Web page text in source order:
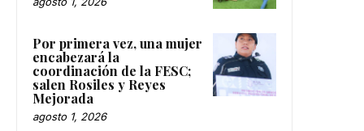
Por primera vez, una mujer
encabezará la
coordinación de la FESC;
salen Rosiles y Reyes
Mejorada
agosto 1, 2026